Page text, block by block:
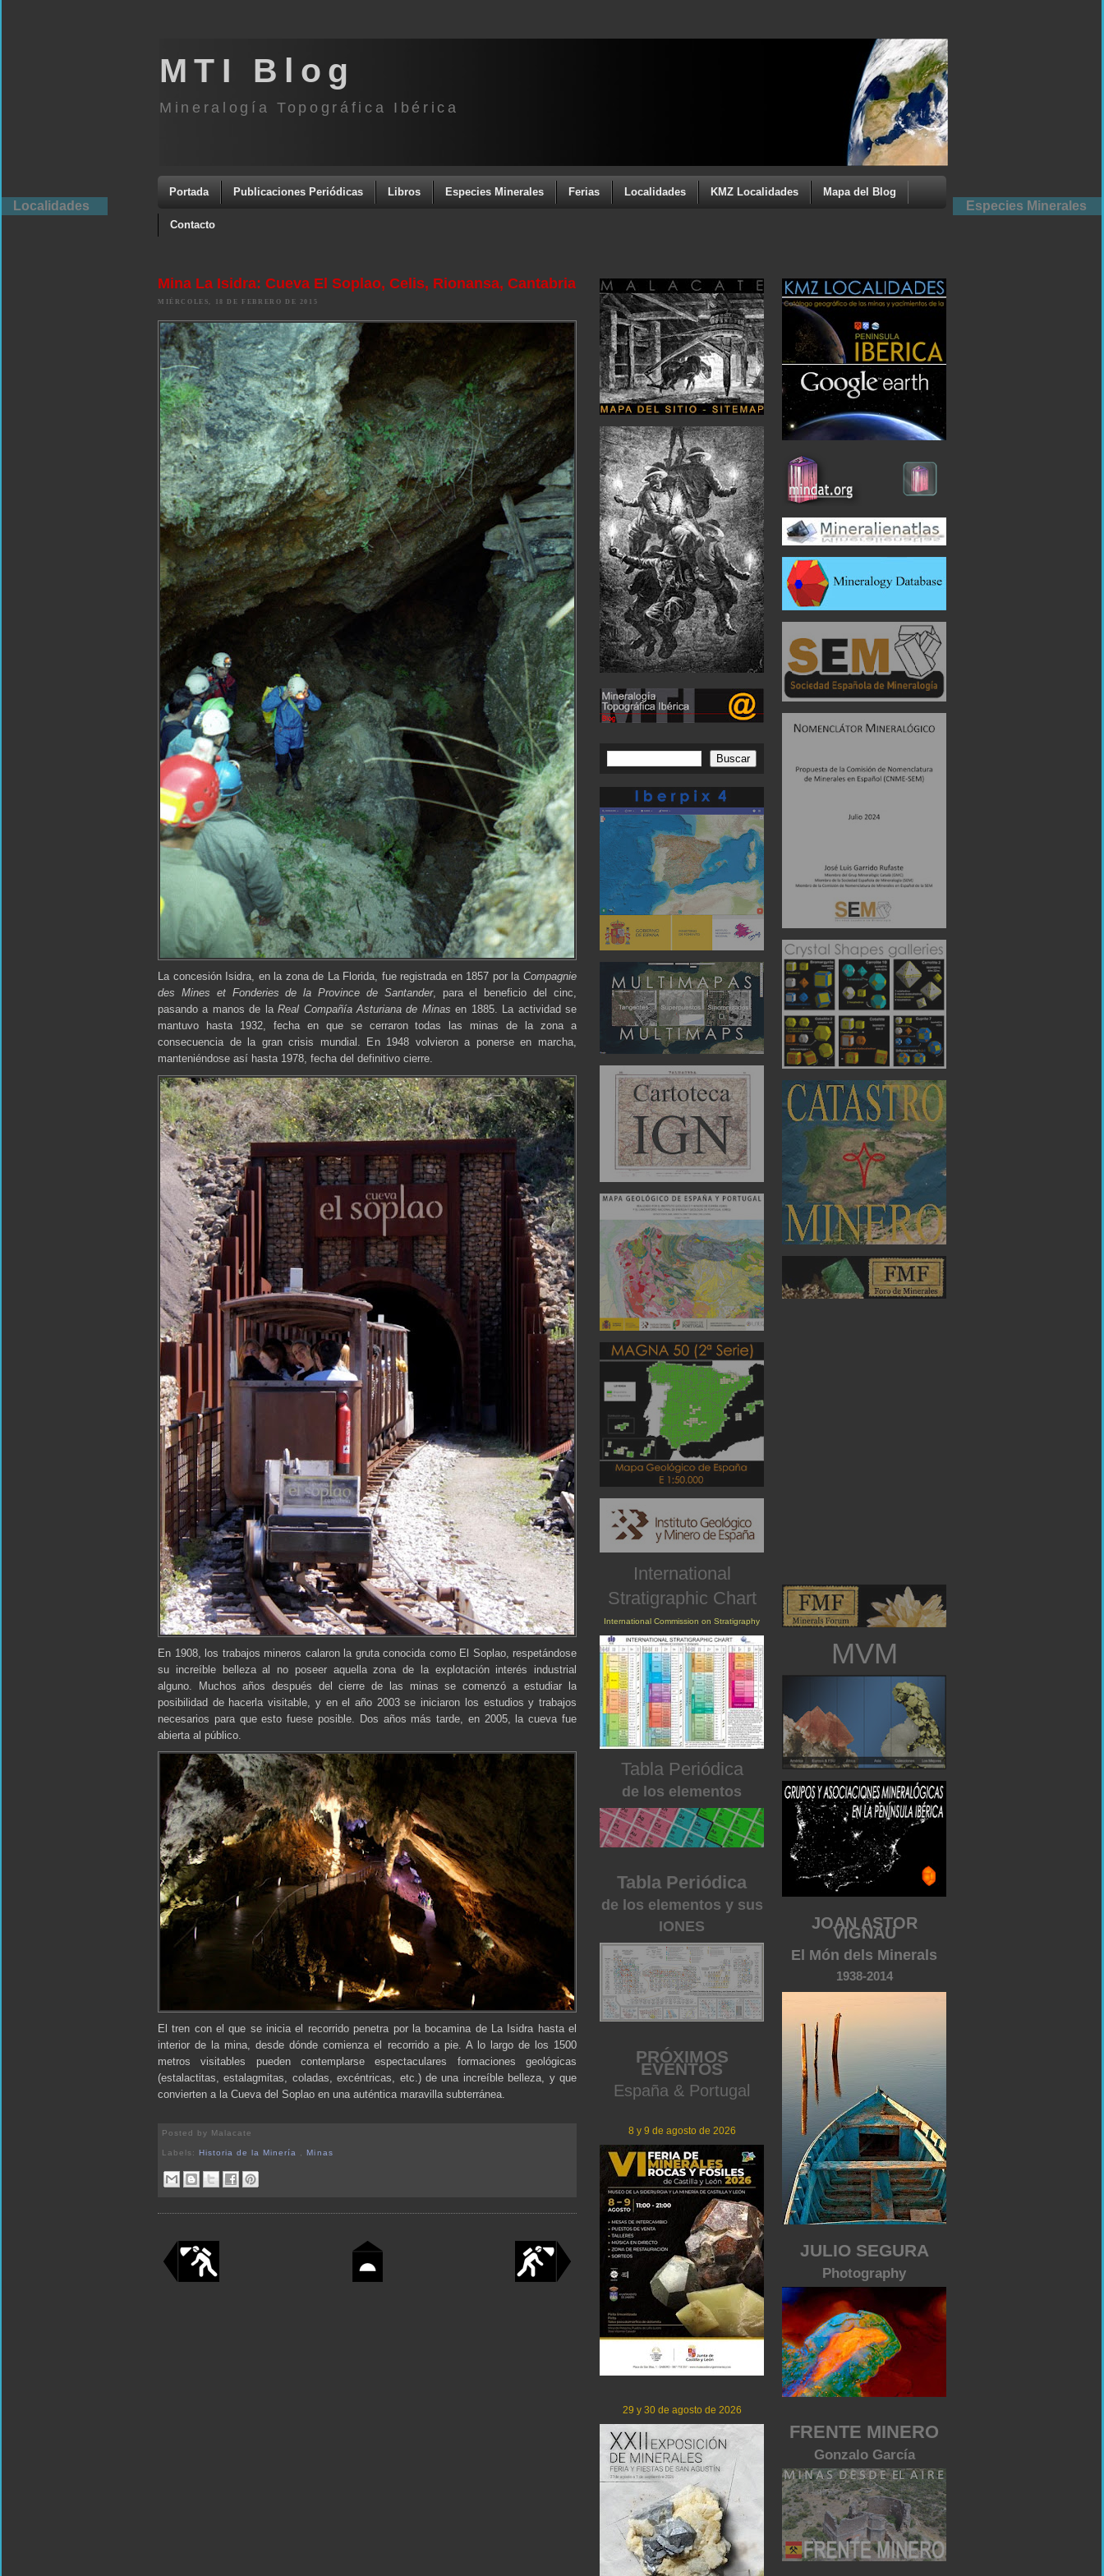
MTI Blog
Mineralogía Topográfica Ibérica
Portada Publicaciones Periódicas Libros Especies Minerales Ferias Localidades KMZ Localidades Mapa del Blog
Contacto
MVM
JOAN ASTOR
VIGNAU
El Món dels Minerals
1938-2014
JULIO SEGURA
Photography
FRENTE MINERO
Gonzalo García
Mina La Isidra: Cueva El Soplao, Celis, Rionansa, Cantabria
MIÉRCOLES, 18 DE FEBRERO DE 2015
La concesión Isidra, en la zona de La Florida, fue registrada en 1857 por la Compagnie
des Mines et Fonderies de la Province de Santander, para el beneficio del cinc,
pasando a manos de laReal Compañía Asturiana de Minas en 1885. La actividad se
mantuvo hasta 1932, fecha en que se cerraron todas las minas de la zona a
consecuencia de la gran crisis mundial. En 1948 volvieron a ponerse en marcha,
manteniéndose así hasta 1978, fecha del definitivo cierre.
En 1908, los trabajos mineros calaron la gruta conocida como El Soplao, respetándose
su increíble belleza al no poseer aquella zona de la explotación interés industrial
alguno. Muchos años después del cierre de las minas se comenzó a estudiar la
posibilidad de hacerla visitable, y en el año 2003 se iniciaron los estudios y trabajos
necesarios para que esto fuese posible. Dos años más tarde, en 2005, la cueva fue
abierta al público.
El tren con el que se inicia el recorrido penetra por la bocamina de La Isidra hasta el
interior de la mina, desde dónde comienza el recorrido a pie. A lo largo de los 1500
metros visitables pueden contemplarse espectaculares formaciones geológicas
(estalactitas, estalagmitas, coladas, excéntricas, etc.) de una increíble belleza, y que
convierten a la Cueva del Soplao en una auténtica maravilla subterránea.
Posted by Malacate
Labels:Historia de la Minería ,Minas
International
Stratigraphic Chart
International Commission on Stratigraphy
Tabla Periódica
de los elementos
Tabla Periódica
de los elementos y sus
IONES
PRÓXIMOS
EVENTOS
España & Portugal
8 y 9 de agosto de 2026
29 y 30 de agosto de 2026
Localidades Especies Minerales